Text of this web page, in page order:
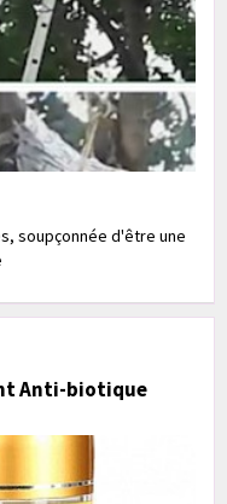
soupçonnée d'être une
Anti-biotique